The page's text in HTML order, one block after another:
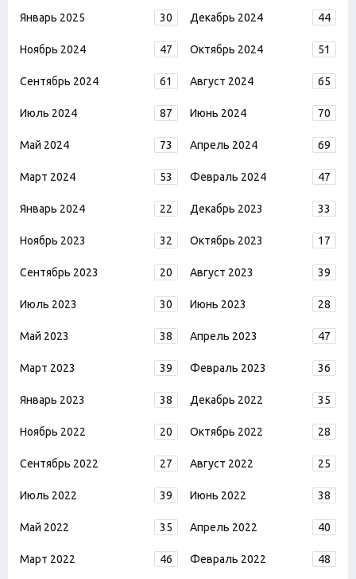
Январь 2025 30 Декабрь 2024 44
Ноябрь 2024 47 Октябрь 2024 51
Сентябрь 2024 61 Август 2024 65
Июль 2024 87 Июнь 2024 70
Май 2024 73 Апрель 2024 69
Март 2024 53 Февраль 2024 47
Январь 2024 22 Декабрь 2023 33
Ноябрь 2023 32 Октябрь 2023 17
Сентябрь 2023 20 Август 2023 39
Июль 2023 30 Июнь 2023 28
Май 2023 38 Апрель 2023 47
Март 2023 39 Февраль 2023 36
Январь 2023 38 Декабрь 2022 35
Ноябрь 2022 20 Октябрь 2022 28
Сентябрь 2022 27 Август 2022 25
Июль 2022 39 Июнь 2022 38
Май 2022 35 Апрель 2022 40
Март 2022 46 Февраль 2022 48